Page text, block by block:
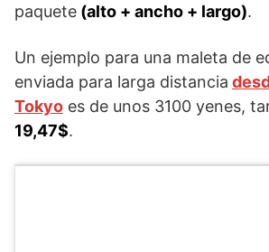
paquete (alto + ancho + largo).
Un ejemplo para una maleta de
enviada para larga distancia
Tokyo es de unos 3100 yenes,
19,47$.